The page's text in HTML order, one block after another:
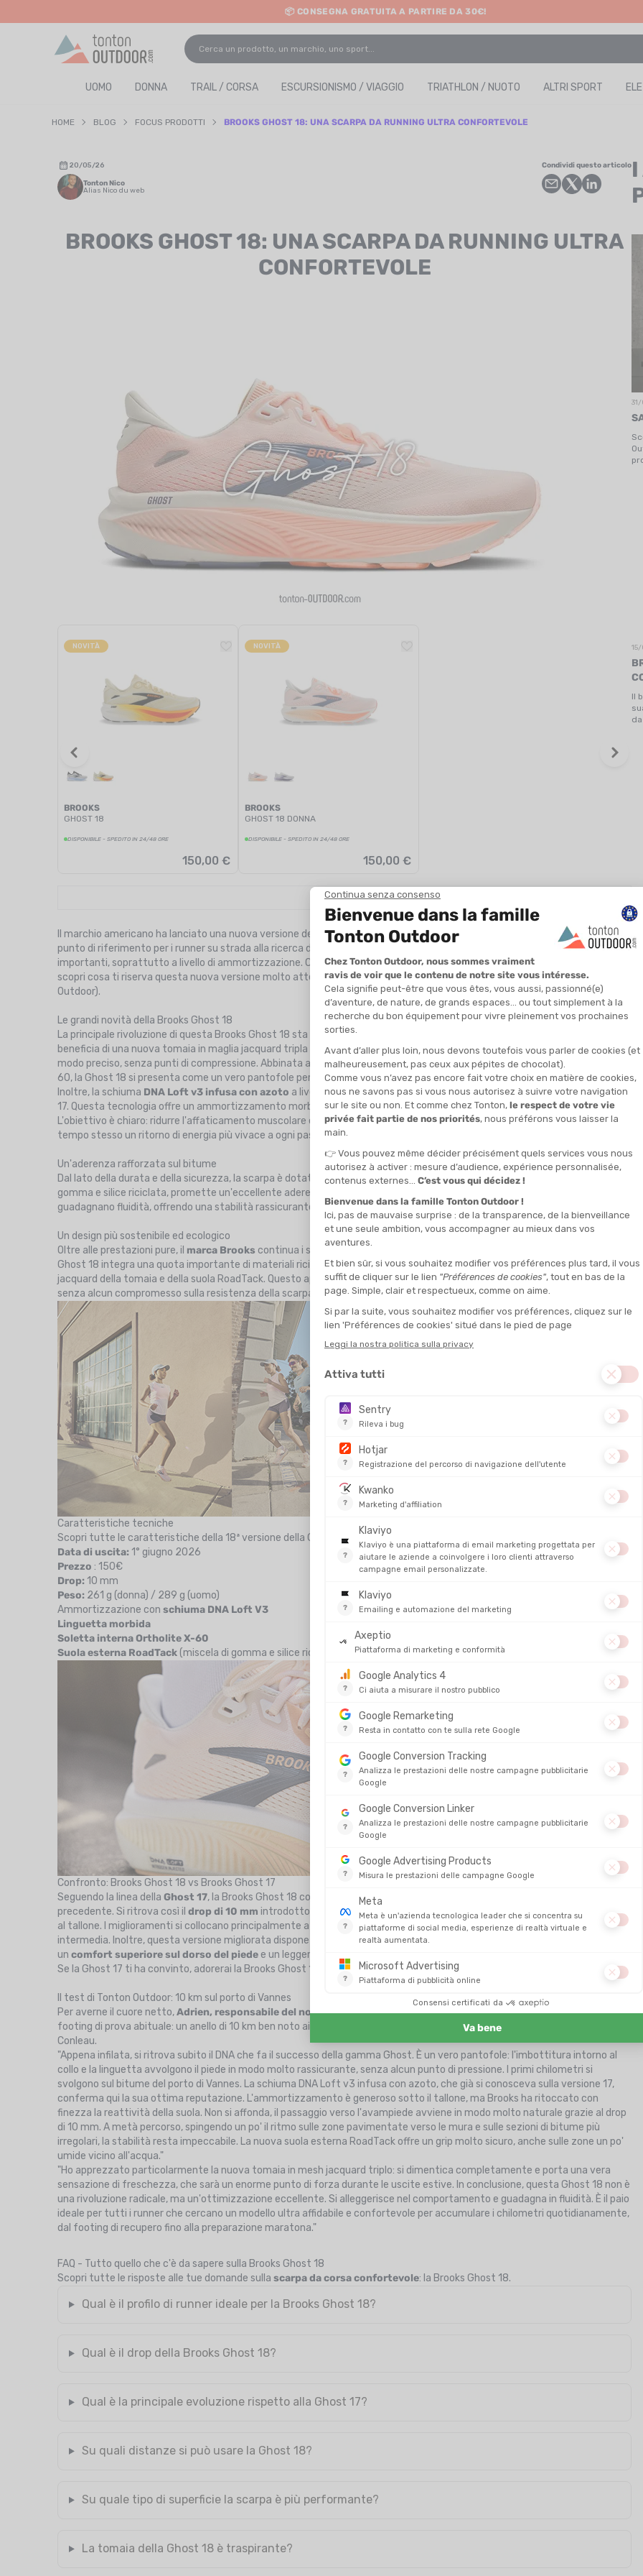
content
📦 CONSEGNA GRATUITA A PARTIRE DA 30€!
UOMO DONNA TRAIL / CORSA ESCURSIONISMO / VIAGGIO TRIATHLON / NUOTO ALTRI SPORT
HOME BLOG FOCUS PRODOTTI BROOKS GHOST 18: UNA SCARPA DA RUNNING ULTRA CONFORTEVOLE
20/05/26
Tonton Nico
Alias Nico du web
Condividi questo articolo
BROOKS GHOST 18: UNA SCARPA DA RUNNING ULTRA
CONFORTEVOLE
NOVITÀ
BROOKS
GHOST 18
DISPONIBILE - SPEDITO IN 24/48 ORE
150,00 €
NOVITÀ
BROOKS
GHOST 18 DONNA
DISPONIBILE - SPEDITO IN 24/48 ORE
150,00 €
Il marchio americano ha lanciato una nuova versione del suo modello più popolare con l'arrivo della Brooks Ghost 18. Vero
punto di riferimento per i runner su strada alla ricerca di comfort e affidabilità, questa nuova versione promette evoluzioni
importanti, soprattutto a livello di ammortizzazione. Che tu prepari un footing quotidiano o la tua prossima maratona,
scopri cosa ti riserva questa nuova versione molto attesa (trova laBrooks Ghost 18 uomoe laGhost 18 donnada Tonton
Outdoor).
Le grandi novità della Brooks Ghost 18
La principale rivoluzione di questa Brooks Ghost 18 sta nel comfort di accoglienza, che è stato ripensato. La tomaia
beneficia di una nuova tomaia in maglia jacquard tripla con filo Roundlight che migliora la traspirabilità avvolgendo il piede in
modo preciso, senza punti di compressione. Abbinata a una linguetta americana morbida e a una soletta interna Ortholite X-
60, la Ghost 18 si presenta come un vero pantofole per accumulare i chilometri in totale serenità.
Inoltre, la schiuma DNA Loft v3 infusa con azoto a livello della suola intermedia è stata confermata come nella versione
17. Questa tecnologia offre un ammortizzamento morbido, leggero e dinamico che ha già dimostrato la sua efficacia.
L'obiettivo è chiaro: ridurre l'affaticamento muscolare e proteggere le articolazioni durante le uscite lunghe, offrendo al
tempo stesso un ritorno di energia più vivace a ogni passo.
Un'aderenza rafforzata sul bitume
Dal lato della durata e della sicurezza, la scarpa è dotata della nuova suola esternaRoadTack. Realizzata con una miscela di
gomma e silice riciclata, promette un'eccellente aderenza su strada, anche con tempo umido. I passaggi a terra
guadagnano fluidità, offrendo una stabilità rassicurante per tutti i tipi di passo neutro.
Un design più sostenibile ed ecologico
Oltre alle prestazioni pure, il marca Brooks continua i suoi sforzi in materia di eco-responsabilità sui suoi modelli iconici. La
Ghost 18 integra una quota importante di materiali riciclati nella sua progettazione, in particolare a livello della mesh
jacquard della tomaia e della suola RoadTack. Questo approccio permette di ridurre l'impronta di carbonio del prodotto
senza alcun compromesso sulla resistenza della scarpa o sul comfort del runner nel corso dei chilometri.
Caratteristiche tecniche
Scopri tutte le caratteristiche della 18ª versione della Ghost:
Data di uscita: 1° giugno 2026
Prezzo : 150€
Drop: 10 mm
Peso: 261 g (donna) / 289 g (uomo)
Ammortizzazione con schiuma DNA Loft V3
Linguetta morbida
Soletta interna Ortholite X-60
Suola esterna RoadTack (miscela di gomma e silice riciclata)
Confronto: Brooks Ghost 18 vs Brooks Ghost 17
Seguendo la linea della Ghost 17, la Brooks Ghost 18 conserva le geometrie che hanno decretato il successo della versione
precedente. Si ritrova così il drop di 10 mm introdotto sulla Ghost 17, ideale per un rotolamento fluido e un ottimo comfort
al tallone. I miglioramenti si collocano principalmente a livello della calzata della tomaia e dell'ottimizzazione della suola
intermedia. Inoltre, questa versione migliorata dispone di una linguetta morbida e di una soletta interna Ortholite X-60, per
un comfort superiore sul dorso del piede e un leggero rimbalzo a ogni passo.
Se la Ghost 17 ti ha convinto, adorerai la Brooks Ghost 18!
Il test di Tonton Outdoor: 10 km sul porto di Vannes
Per averne il cuore netto,Adrien, responsabile del nostro negozio di Vannes, ha calzato questa Ghost 18 per il suo
footing di prova abituale: un anello di 10 km ben noto ai runner locali, partendo dal negozio del centro di Vannes fino a
Conleau.
"Appena infilata, si ritrova subito il DNA che fa il successo della gamma Ghost. È un vero pantofole: l'imbottitura intorno al
collo e la linguetta avvolgono il piede in modo molto rassicurante, senza alcun punto di pressione. I primi chilometri si
svolgono sul bitume del porto di Vannes. La schiuma DNA Loft v3 infusa con azoto, che già si conosceva sulla versione 17,
conferma qui la sua ottima reputazione. L'ammortizzamento è generoso sotto il tallone, ma Brooks ha ritoccato con
finezza la reattività della suola. Non si affonda, il passaggio verso l'avampiede avviene in modo molto naturale grazie al drop
di 10 mm. A metà percorso, spingendo un po' il ritmo sulle zone pavimentate verso le mura e sulle sezioni di bitume più
irregolari, la stabilità resta impeccabile. La nuova suola esterna RoadTack offre un grip molto sicuro, anche sulle zone un po'
umide vicino all'acqua."
"Ho apprezzato particolarmente la nuova tomaia in mesh jacquard triplo: si dimentica completamente e porta una vera
sensazione di freschezza, che sarà un enorme punto di forza durante le uscite estive. In conclusione, questa Ghost 18 non è
una rivoluzione radicale, ma un'ottimizzazione eccellente. Si alleggerisce nel comportamento e guadagna in fluidità. È il paio
ideale per tutti i runner che cercano un modello ultra affidabile e confortevole per accumulare i chilometri quotidianamente,
dal footing di recupero fino alla preparazione maratona."
FAQ - Tutto quello che c'è da sapere sulla Brooks Ghost 18
Scopri tutte le risposte alle tue domande sulla scarpa da corsa confortevole: la Brooks Ghost 18.
Qual è il profilo di runner ideale per la Brooks Ghost 18?
Qual è il drop della Brooks Ghost 18?
Qual è la principale evoluzione rispetto alla Ghost 17?
Su quali distanze si può usare la Ghost 18?
Su quale tipo di superficie la scarpa è più performante?
La tomaia della Ghost 18 è traspirante?
Il
Il